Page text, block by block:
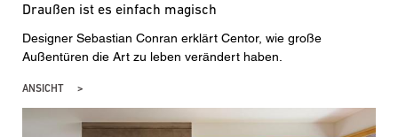
Draußen ist es einfach magisch
Designer Sebastian Conran erklärt Centor, wie große
Außentüren die Art zu leben verändert haben.
ANSICHT